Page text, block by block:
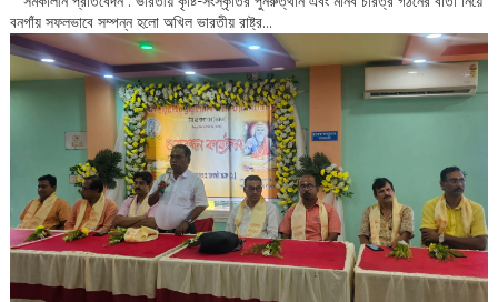
বনগাঁয় সফলভাবে সম্পন্ন হলো অখিল ভারতীয় রাষ্ট্র...